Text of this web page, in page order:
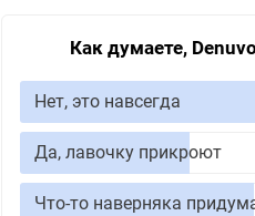
Как думаете,
Нет, это навсегда
Да, лавочку прикроют
Что-то наверняка